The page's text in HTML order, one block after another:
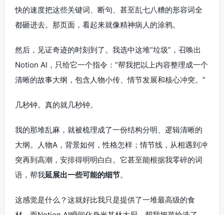
快的速度把这些关键词、断句、甚至乱七八糟的形容词全
都砸进去。那页面，看起来就像精神病人的涂鸦。
然后，见证奇迹的时刻到了。我选中这堆“垃圾”，召唤出
Notion AI，只给它一个指令：“帮我把以上内容整理成一个
清晰的故事大纲，包含人物小传、情节发展和核心冲突。”
几秒钟。真的就几秒钟。
我的那堆乱麻，就被梳理成了一份结构分明、逻辑清晰的
大纲。人物A，背景如何，性格怎样；情节线，从相遇到冲
突再到高潮，安排得明明白白。它甚至能根据我零碎的词
语，帮我延展出一些可能的细节。
这感觉是什么？这就好比我只是提供了一堆最高级的食